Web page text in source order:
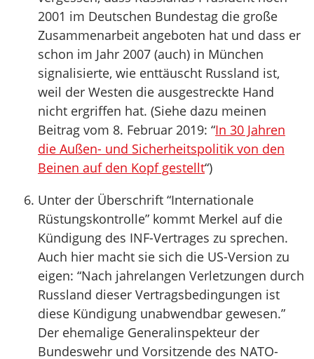
2001 im Deutschen Bundestag die große
Zusammenarbeit angeboten hat und dass er
schon im Jahr 2007 (auch) in München
signalisierte, wie enttäuscht Russland ist,
weil der Westen die ausgestreckte Hand
nicht ergriffen hat. (Siehe dazu meinen
Beitrag vom 8. Februar 2019: “In 30 Jahren
die Außen- und Sicherheitspolitik von den
Beinen auf den Kopf gestellt“)
Unter der Überschrift “Internationale
Rüstungskontrolle” kommt Merkel auf die
Kündigung des INF-Vertrages zu sprechen.
Auch hier macht sie sich die US-Version zu
eigen: “Nach jahrelangen Verletzungen durch
Russland dieser Vertragsbedingungen ist
diese Kündigung unabwendbar gewesen.”
Der ehemalige Generalinspekteur der
Bundeswehr und Vorsitzende des NATO-